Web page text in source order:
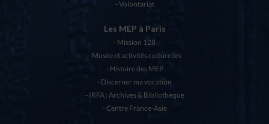
Volontariat
Les MEP à Paris
Mission 128
Musée et activités culturelles
Histoire des MEP
Discerner ma vocation
IRFA : Archives & Bibliothèque
Centre France-Asie